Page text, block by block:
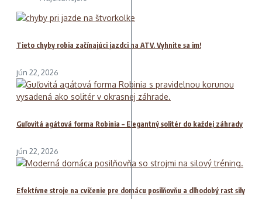
Tieto chyby robia začínajúci jazdci na ATV. Vyhnite sa im!
jún 22, 2026
Guľovitá agátová forma Robinia – Elegantný solitér do každej záhrady
jún 22, 2026
Efektívne stroje na cvičenie pre domácu posilňovňu a dlhodobý rast sily